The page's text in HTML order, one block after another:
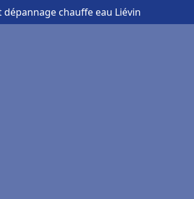
chauffe eau Liévin